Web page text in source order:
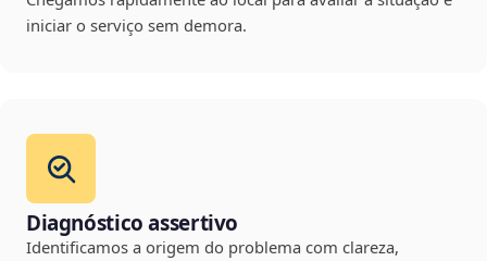
iniciar o serviço sem demora.
Diagnóstico assertivo
Identificamos a origem do problema com clareza,